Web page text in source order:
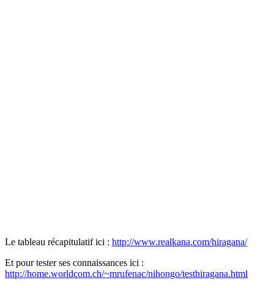
Le tableau récapitulatif ici : http://www.realkana.com/hiragana/
Et pour tester ses connaissances ici :
http://home.worldcom.ch/~mrufenac/nihongo/testhiragana.html